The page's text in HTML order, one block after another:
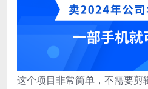
这个项目非常简单，不需要剪